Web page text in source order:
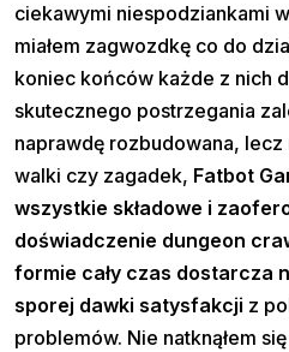
ciekawymi niespodziankami
miałem zagwozdkę co do
koniec końców każde z nich
skutecznego postrzegania
naprawdę rozbudowana,
walki czy zagadek, Fatbot
wszystkie składowe i
doświadczenie dungeon
formie cały czas dostarcza
sporej dawki satysfakcji z
problemów. Nie natknąłem